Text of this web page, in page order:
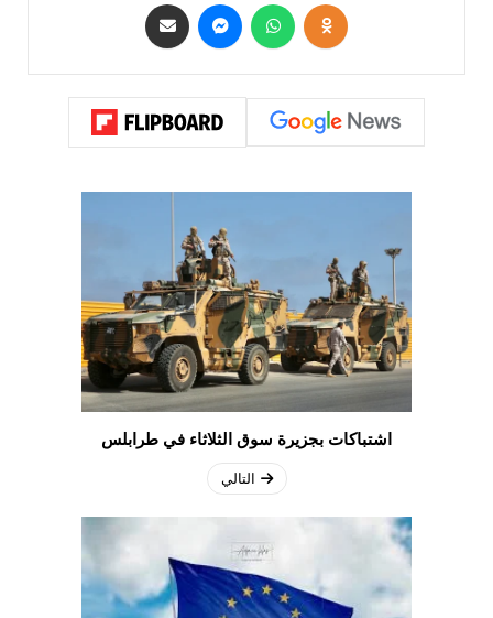
اشتباكات بجزيرة سوق الثلاثاء في طرابلس
التالي